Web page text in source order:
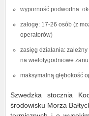
wyporność podwodna:
załogę: 17-26 osób (z
operatorów)
zasięg działania:
na wielotygodniowe
maksymalną głębokość
Szwedzka stocznia
środowisku Morza